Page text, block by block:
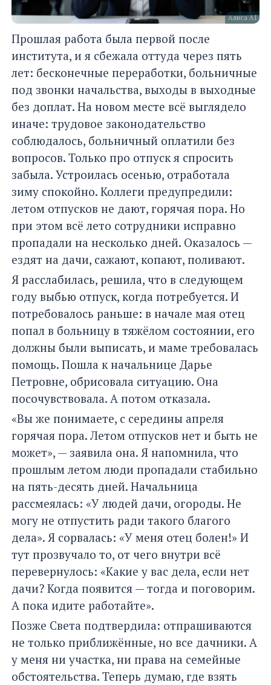
Алиса AI
Прошлая работа была первой после
института, и я сбежала оттуда через пять
лет: бесконечные переработки, больничные
под звонки начальства, выходы в выходные
без доплат. На новом месте всё выглядело
иначе: трудовое законодательство
соблюдалось, больничный оплатили без
вопросов. Только про отпуск я спросить
забыла. Устроилась осенью, отработала
зиму спокойно. Коллеги предупредили:
летом отпусков не дают, горячая пора. Но
при этом всё лето сотрудники исправно
пропадали на несколько дней. Оказалось —
ездят на дачи, сажают, копают, поливают.
Я расслабилась, решила, что в следующем
году выбью отпуск, когда потребуется. И
потребовалось раньше: в начале мая отец
попал в больницу в тяжёлом состоянии, его
должны были выписать, и маме требовалась
помощь. Пошла к начальнице Дарье
Петровне, обрисовала ситуацию. Она
посочувствовала. А потом отказала.
«Вы же понимаете, с середины апреля
горячая пора. Летом отпусков нет и быть не
может», — заявила она. Я напомнила, что
прошлым летом люди пропадали стабильно
на пять-десять дней. Начальница
рассмеялась: «У людей дачи, огороды. Не
могу не отпустить ради такого благого
дела». Я сорвалась: «У меня отец болен!» И
тут прозвучало то, от чего внутри всё
перевернулось: «Какие у вас дела, если нет
дачи? Когда появится — тогда и поговорим.
А пока идите работайте».
Позже Света подтвердила: отпрашиваются
не только приближённые, но все дачники. А
у меня ни участка, ни права на семейные
обстоятельства. Теперь думаю, где взять